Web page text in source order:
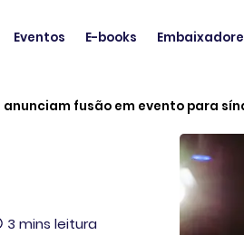
Eventos E-books
anunciam fusão em evento para
3 mins leitura